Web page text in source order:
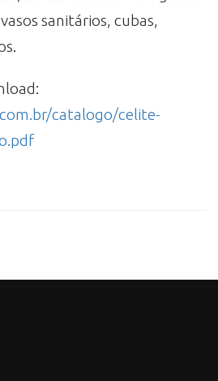
sanitários, cubas,
catalogo/celite-